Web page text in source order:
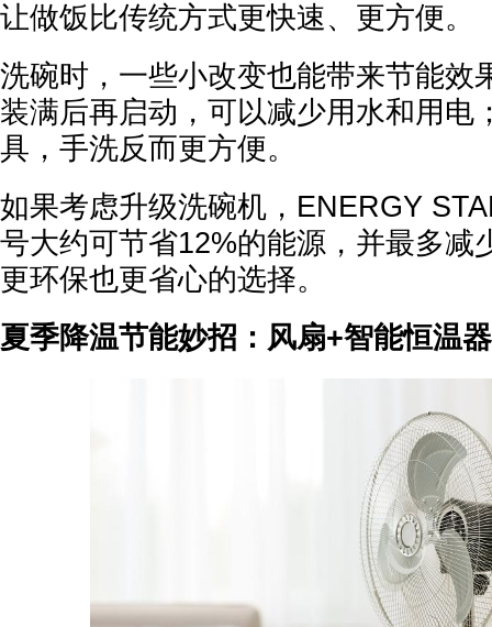
让做饭比传统方式更快速、更方便。
洗碗时，一些小改变也能带来节能效
装满后再启动，可以减少用水和用电
具，手洗反而更方便。
如果考虑升级洗碗机，ENERGY
号大约可节省12%的能源，并最多减
更环保也更省心的选择。
夏季降温节能妙招：风扇+智能恒温